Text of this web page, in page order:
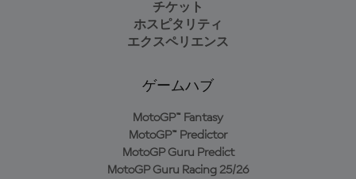
チケット
ホスピタリティ
エクスペリエンス
ゲームハブ
MotoGP™ Fantasy
MotoGP™ Predictor
MotoGP Guru Predict
MotoGP Guru Racing 25/26